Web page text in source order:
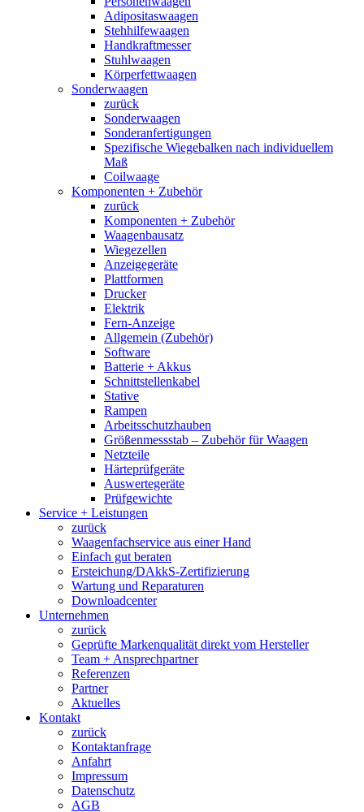
Adipositaswaagen
Stehhilfewaagen
Handkraftmesser
Stuhlwaagen
Körperfettwaagen
Sonderwaagen
zurück
Sonderwaagen
Sonderanfertigungen
Spezifische Wiegebalken nach individuellem
Maß
Coilwaage
Komponenten + Zubehör
zurück
Komponenten + Zubehör
Waagenbausatz
Wiegezellen
Anzeigegeräte
Plattformen
Drucker
Elektrik
Fern-Anzeige
Allgemein (Zubehör)
Software
Batterie + Akkus
Schnittstellenkabel
Stative
Rampen
Arbeitsschutzhauben
Größenmessstab – Zubehör für Waagen
Netzteile
Härteprüfgeräte
Auswertegeräte
Prüfgewichte
Service + Leistungen
zurück
Waagenfachservice aus einer Hand
Einfach gut beraten
Ersteichung/DAkkS-Zertifizierung
Wartung und Reparaturen
Downloadcenter
Unternehmen
zurück
Geprüfte Markenqualität direkt vom Hersteller
Team + Ansprechpartner
Referenzen
Partner
Aktuelles
Kontakt
zurück
Kontaktanfrage
Anfahrt
Impressum
Datenschutz
AGB